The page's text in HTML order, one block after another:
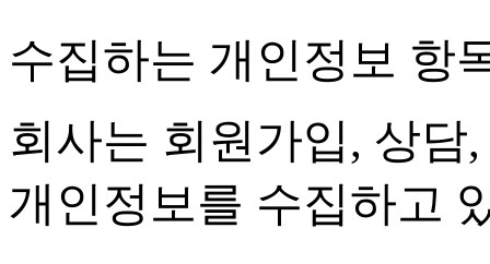
수집하는 개인정보 항
회사는 회원가입, 상담
개인정보를 수집하고